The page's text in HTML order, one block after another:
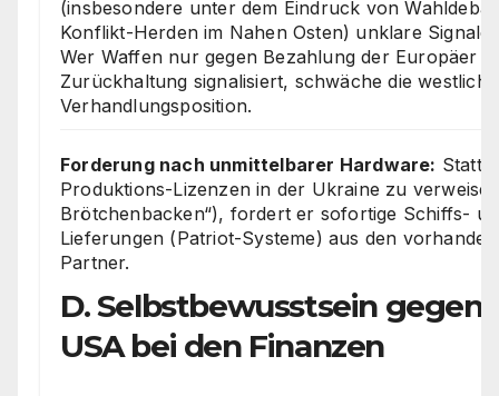
(insbesondere unter dem Eindruck von
Konflikt-Herden im Nahen Osten) unklare Signale
Wer Waffen nur gegen Bezahlung der Europäer
Zurückhaltung signalisiert, schwäche die westliche
Verhandlungsposition.
Forderung nach unmittelbarer Hardware: Statt
Produktions-Lizenzen in der Ukraine zu
Brötchenbacken“), fordert er sofortige Schiffs-
Lieferungen (Patriot-Systeme) aus den
Partner.
D. Selbstbewusstsein
USA bei den Finanzen